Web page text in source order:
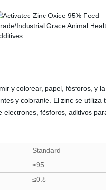
y colorear, papel, fósforos, y
y colorante. El zinc se
fósforos, aditivos
Standard
≥95
≤0.8